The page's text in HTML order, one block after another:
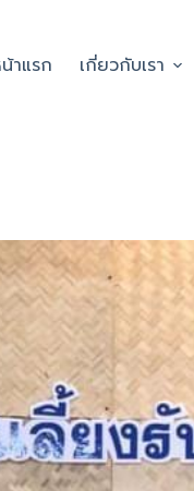
าแรก เกี่ยวกับเรา